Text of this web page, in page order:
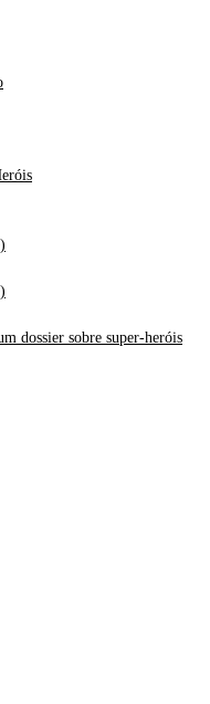
dossier sobre super-heróis